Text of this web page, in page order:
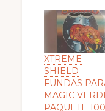
XTREME
SHIELD
FUNDAS
MAGIC
PAQUETE 100